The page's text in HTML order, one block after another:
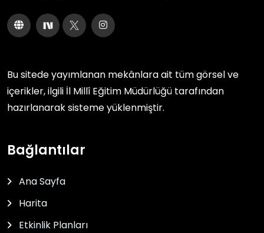
Bu sitede yayımlanan mekânlara ait tüm görsel ve
içerikler, ilgili İl Millî Eğitim Müdürlüğü tarafından
hazırlanarak sisteme yüklenmiştir.
Bağlantılar
Ana Sayfa
Harita
Etkinlik Planları